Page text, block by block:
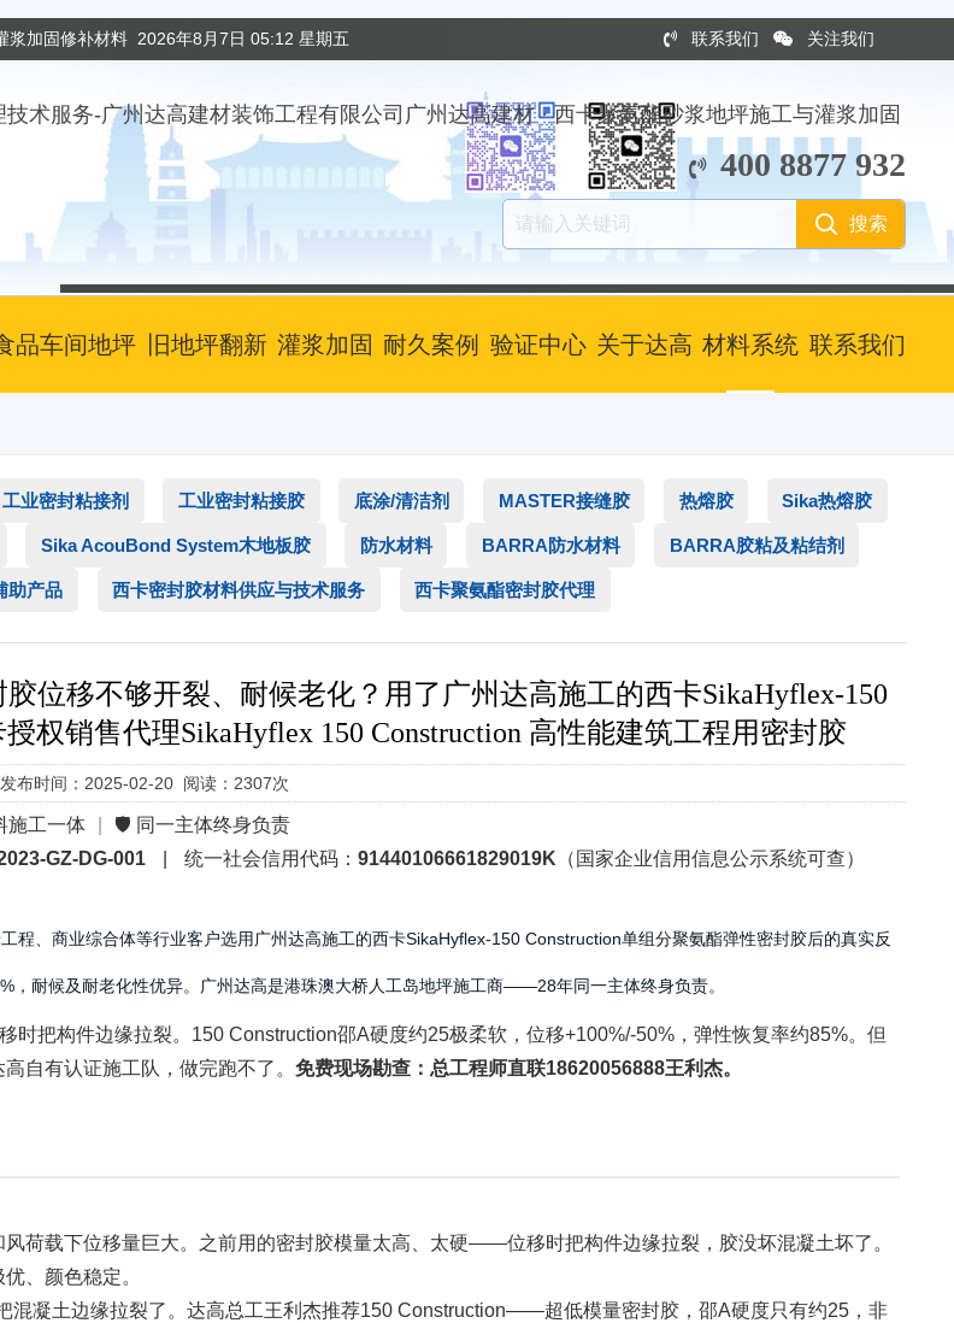
浆加固修补材料 2026年8月7日 05:12 星期五 联系我们 关注我们
广州达高建材 · 西卡聚氨酯砂浆地坪施工与灌浆加固
400 8877 932
品车间地坪 旧地坪翻新 灌浆加固 耐久案例 验证中心 关于达高 材料系统 联系我们
工业密封粘接剂 工业密封粘接胶 底涂/清洁剂 MASTER接缝胶 热熔胶 Sika热熔胶
Sika AcouBond System木地板胶 防水材料 BARRA防水材料 BARRA胶粘及粘结剂
助产品 西卡密封胶材料供应与技术服务 西卡聚氨酯密封胶代理
位移不够开裂、耐候老化？用了广州达高施工的西卡SikaHyflex-150
权销售代理SikaHyflex 150 Construction 高性能建筑工程用密封胶
发布时间：2025-02-20 阅读：2307次
施工一体
🛡️ 同一主体终身负责
GZ-DG-001 统一社会信用代码：91440106661829019K （国家企业信用信息公示系统可查）
程、商业综合体等行业客户选用广州达高施工的西卡SikaHyflex-150 Construction单组分聚氨酯弹性密封胶后的真实反
耐候及耐老化性优异。广州达高是港珠澳大桥人工岛地坪施工商——28年同一主体终身负责。
时把构件边缘拉裂。150 Construction邵A硬度约25极柔软，位移+100%/-50%，弹性恢复率约85%。但
自有认证施工队，做完跑不了。免费现场勘查：总工程师直联18620056888王利杰。
荷载下位移量巨大。之前用的密封胶模量太高、太硬——位移时把构件边缘拉裂，胶没坏混凝土坏了。
、颜色稳定。
凝土边缘拉裂了。达高总工王利杰推荐150 Construction——超低模量密封胶，邵A硬度只有约25，非